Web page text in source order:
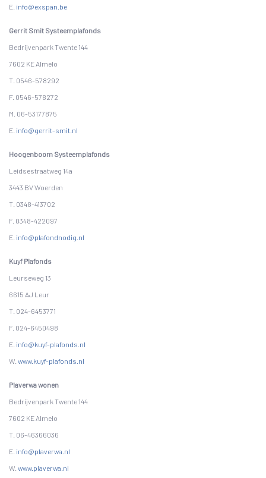
E. info@exspan.be
Gerrit Smit Systeemplafonds
Bedrijvenpark Twente 144
7602 KE Almelo
T. 0546-578292
F. 0546-578272
M. 06-53177875
E. info@gerrit-smit.nl
Hoogenboom Systeemplafonds
Leidsestraatweg 14a
3443 BV Woerden
T. 0348-413702
F. 0348-422097
E. info@plafondnodig.nl
Kuyf Plafonds
Leurseweg 13
6615 AJ Leur
T. 024-6453771
F. 024-6450498
E. info@kuyf-plafonds.nl
W. www.kuyf-plafonds.nl
Plaverwa wonen
Bedrijvenpark Twente 144
7602 KE Almelo
T. 06-46366036
E. info@plaverwa.nl
W. www.plaverwa.nl